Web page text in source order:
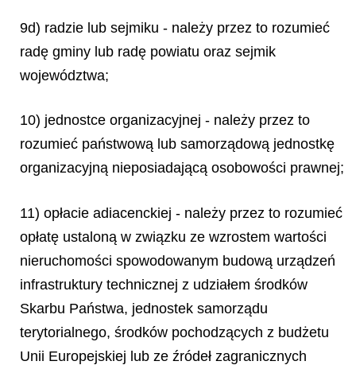
9d) radzie lub sejmiku - należy przez to rozumieć
radę gminy lub radę powiatu oraz sejmik
województwa;
10) jednostce organizacyjnej - należy przez to
rozumieć państwową lub samorządową jednostkę
organizacyjną nieposiadającą osobowości prawnej;
11) opłacie adiacenckiej - należy przez to rozumieć
opłatę ustaloną w związku ze wzrostem wartości
nieruchomości spowodowanym budową urządzeń
infrastruktury technicznej z udziałem środków
Skarbu Państwa, jednostek samorządu
terytorialnego, środków pochodzących z budżetu
Unii Europejskiej lub ze źródeł zagranicznych